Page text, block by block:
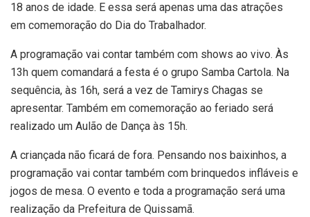
18 anos de idade. E essa será apenas uma das atrações
em comemoração do Dia do Trabalhador.
A programação vai contar também com shows ao vivo. Às
13h quem comandará a festa é o grupo Samba Cartola. Na
sequência, às 16h, será a vez de Tamirys Chagas se
apresentar. Também em comemoração ao feriado será
realizado um Aulão de Dança às 15h.
A criançada não ficará de fora. Pensando nos baixinhos, a
programação vai contar também com brinquedos infláveis e
jogos de mesa. O evento e toda a programação será uma
realização da Prefeitura de Quissamã.